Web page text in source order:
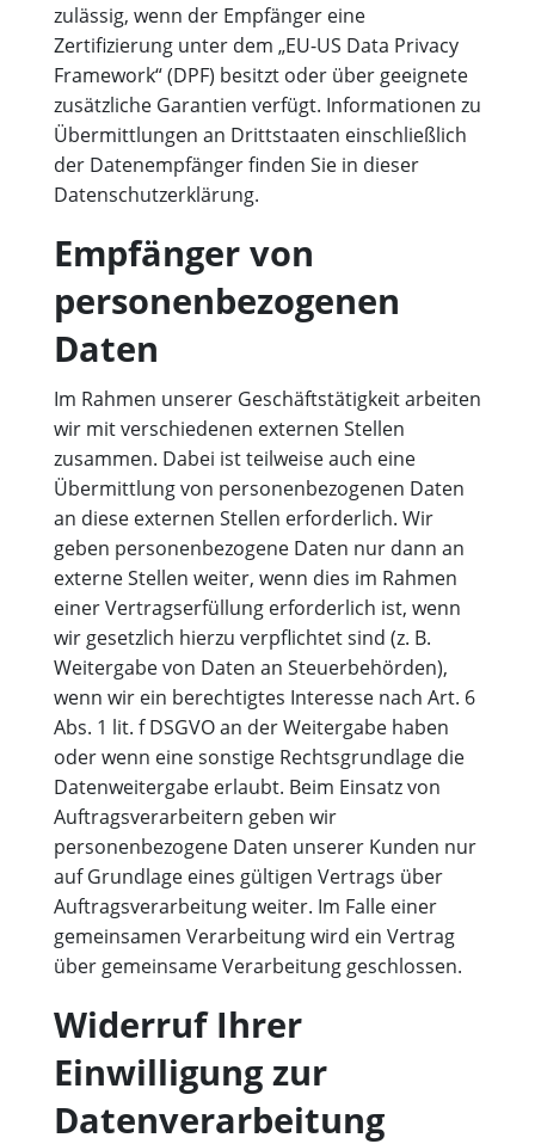
zulässig, wenn der Empfänger eine
Zertifizierung unter dem „EU-US Data Privacy
Framework“ (DPF) besitzt oder über geeignete
zusätzliche Garantien verfügt. Informationen zu
Übermittlungen an Drittstaaten einschließlich
der Datenempfänger finden Sie in dieser
Datenschutzerklärung.
Empfänger von
personenbezogenen
Daten
Im Rahmen unserer Geschäftstätigkeit arbeiten
wir mit verschiedenen externen Stellen
zusammen. Dabei ist teilweise auch eine
Übermittlung von personenbezogenen Daten
an diese externen Stellen erforderlich. Wir
geben personenbezogene Daten nur dann an
externe Stellen weiter, wenn dies im Rahmen
einer Vertragserfüllung erforderlich ist, wenn
wir gesetzlich hierzu verpflichtet sind (z. B.
Weitergabe von Daten an Steuerbehörden),
wenn wir ein berechtigtes Interesse nach Art. 6
Abs. 1 lit. f DSGVO an der Weitergabe haben
oder wenn eine sonstige Rechtsgrundlage die
Datenweitergabe erlaubt. Beim Einsatz von
Auftragsverarbeitern geben wir
personenbezogene Daten unserer Kunden nur
auf Grundlage eines gültigen Vertrags über
Auftragsverarbeitung weiter. Im Falle einer
gemeinsamen Verarbeitung wird ein Vertrag
über gemeinsame Verarbeitung geschlossen.
Widerruf Ihrer
Einwilligung zur
Datenverarbeitung